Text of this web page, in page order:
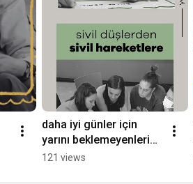
daha iyi günler için
yarını beklemeyenlerin
hikayesine ortak ol,
121 views